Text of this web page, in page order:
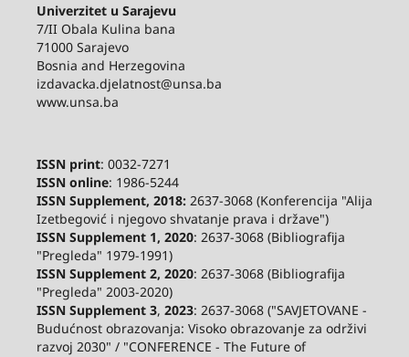
Univerzitet u Sarajevu
7/II Obala Kulina bana
71000 Sarajevo
Bosnia and Herzegovina
izdavacka.djelatnost@unsa.ba
www.unsa.ba
ISSN print: 0032-7271
ISSN online: 1986-5244
ISSN Supplement, 2018:2637-3068 (Konferencija "Alija
Izetbegović i njegovo shvatanje prava i države")
ISSN Supplement 1, 2020: 2637-3068 (Bibliografija
"Pregleda" 1979-1991)
ISSN Supplement 2, 2020: 2637-3068 (Bibliografija
"Pregleda" 2003-2020)
ISSN Supplement 3, 2023: 2637-3068 ("SAVJETOVANE -
Budućnost obrazovanja: Visoko obrazovanje za održivi
razvoj 2030" / "CONFERENCE - The Future of